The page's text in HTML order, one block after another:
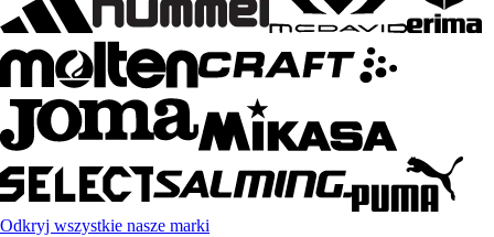
Odkryj wszystkie nasze marki